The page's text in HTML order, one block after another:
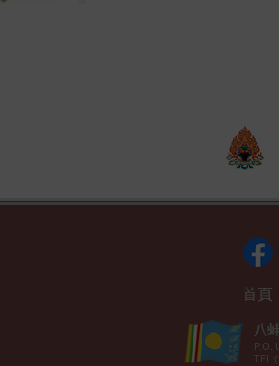
首頁
八
P.O.